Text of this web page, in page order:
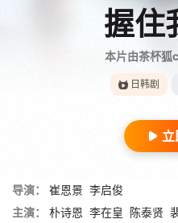
握住
本片由茶杯
日韩剧
导演： 崔恩景 李启俊
主演：
朴诗恩 李在皇 陈泰贤